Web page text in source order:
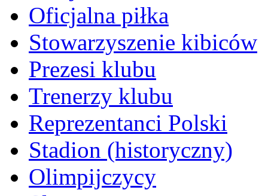
Oficjalna piłka
Stowarzyszenie kibiców
Prezesi klubu
Trenerzy klubu
Reprezentanci Polski
Stadion (historyczny)
Olimpijczycy